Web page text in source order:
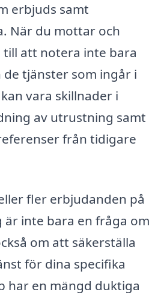
erbjuds samt
När du mottar och
att notera inte bara
tjänster som ingår i
vara skillnader i
av utrustning samt
från tidigare
fler erbjudanden på
inte bara en fråga om
om att säkerställa
för dina specifika
har en mängd duktiga